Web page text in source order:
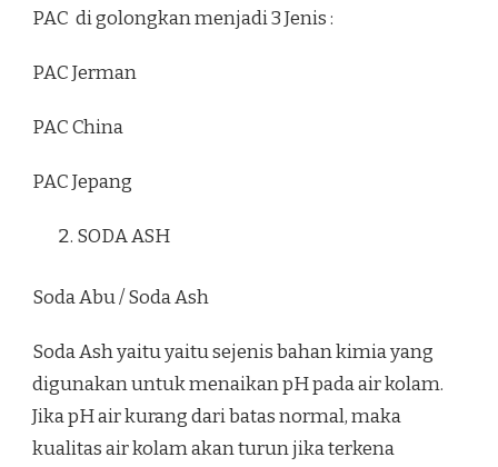
PAC di golongkan menjadi 3 Jenis :
PAC Jerman
PAC China
PAC Jepang
SODA ASH
Soda Abu / Soda Ash
Soda Ash yaitu yaitu sejenis bahan kimia yang
digunakan untuk menaikan pH pada air kolam.
Jika pH air kurang dari batas normal, maka
kualitas air kolam akan turun jika terkena